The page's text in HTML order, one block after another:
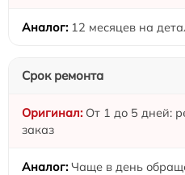
12 месяцев на
Срок ремонта
От 1 до 5 дней:
заказ
Чаще в день